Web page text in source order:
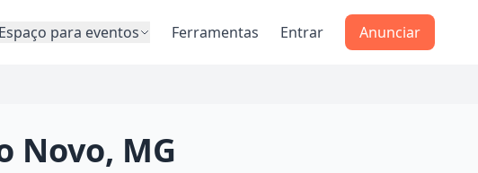
Espaço para eventos Ferramentas Entrar Anunciar
Novo, MG